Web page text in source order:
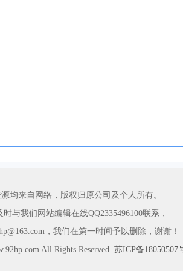
均来自网络，版权归原公司及个人所有。
与我们网站编辑在线QQ2335496100联系，
，我们在第一时间予以删除，谢谢！
All Rights Reserved. 苏ICP备18050507